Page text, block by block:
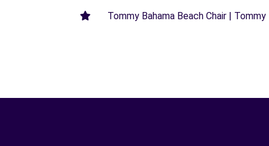
Tommy Bahama Beach Chair |